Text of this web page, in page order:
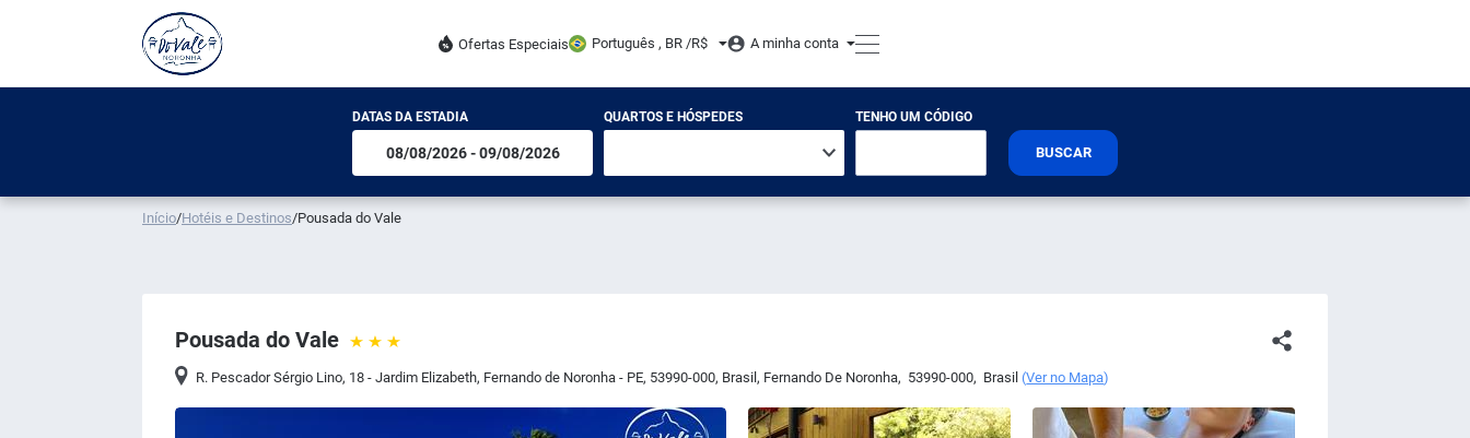
Ofertas Especiais Português , BR /R$ A minha conta
DATAS DA ESTADIA QUARTOS E HÓSPEDES TENHO UM CÓDIGO
BUSCAR
Início/Hotéis e Destinos/Pousada do Vale
Pousada do Vale
R. Pescador Sérgio Lino, 18 - Jardim Elizabeth, Fernando de Noronha - PE, 53990-000, Brasil, Fernando De Noronha, 53990-000, Brasil (Ver no Mapa)